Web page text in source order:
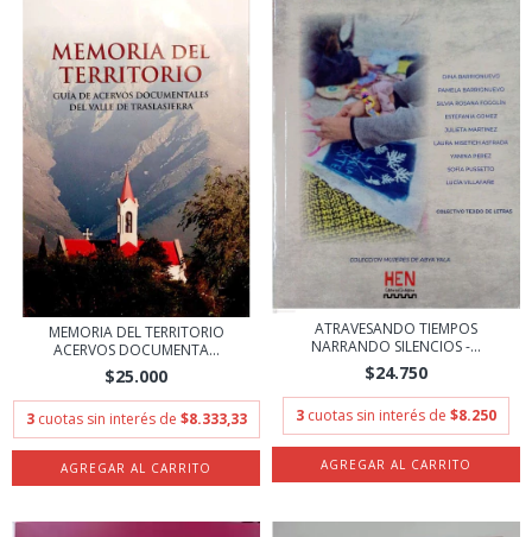
MEMORIA DEL TERRITORIO
ACERVOS DOCUMENTA...
$25.000
3 cuotas sin interés de $8.333,33
ATRAVESANDO TIEMPOS
NARRANDO SILENCIOS -...
$24.750
3 cuotas sin interés de $8.250